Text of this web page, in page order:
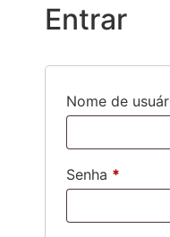
Entrar
Nome de
Senha *